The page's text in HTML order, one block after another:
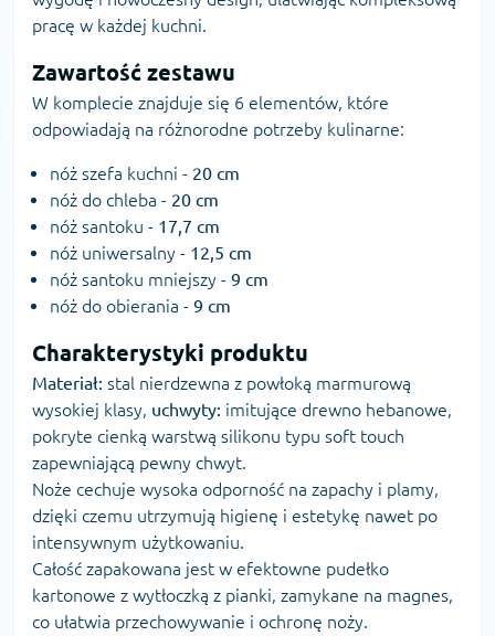
pracę w każdej kuchni.
Zawartość zestawu
W komplecie znajduje się 6 elementów, które
odpowiadają na różnorodne potrzeby kulinarne:
nóż szefa kuchni - 20 cm
nóż do chleba - 20 cm
nóż santoku - 17,7 cm
nóż uniwersalny - 12,5 cm
nóż santoku mniejszy - 9 cm
nóż do obierania - 9 cm
Charakterystyki produktu
Materiał: stal nierdzewna z powłoką marmurową
wysokiej klasy, uchwyty: imitujące drewno hebanowe,
pokryte cienką warstwą silikonu typu soft touch
zapewniającą pewny chwyt.
Noże cechuje wysoka odporność na zapachy i plamy,
dzięki czemu utrzymują higienę i estetykę nawet po
intensywnym użytkowaniu.
Całość zapakowana jest w efektowne pudełko
kartonowe z wytłoczką z pianki, zamykane na magnes,
co ułatwia przechowywanie i ochronę noży.